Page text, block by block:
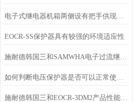
电子式继电器机箱两侧设有把手供现场搬移
EOCR-SS保护器具有较强的环境适应性
施耐德韩国三和SAMWHA电子过流继电器EOCR-SS该如何使用？
如何判断电压保护器是否可以正常使用？
施耐德韩国三和EOCR-3DM2产品性能提升